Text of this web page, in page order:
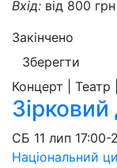
Вхід: від 800 грн
Закінчено
Зберегти
Концерт | Театр
СБ 11 лип 17:00-
Національний